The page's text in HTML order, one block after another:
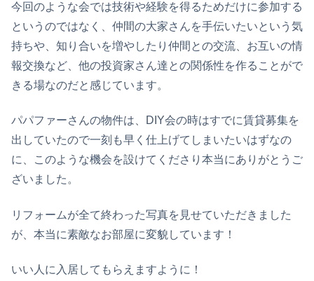
今回のような会では技術や経験を得るためだけに参加する
というのではなく、仲間の大家さんを手伝いたいという気
持ちや、知り合いを増やしたり仲間との交流、お互いの情
報交換など、他の投資家さん達との関係性を作ることがで
きる場なのだと感じています。
パパファーさんの物件は、DIY会の時はすでに賃貸募集を
出していたので一刻も早く仕上げてしまいたいはずなの
に、このような機会を設けてくださり本当にありがとうご
ざいました。
リフォームが全て終わった写真を見せていただきました
が、本当に素敵なお部屋に変貌しています！
いい人に入居してもらえますように！